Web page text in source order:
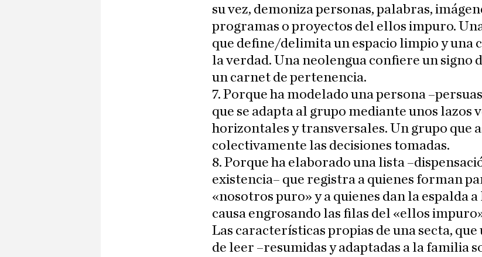
su vez, demoniza personas, palabras,
programas o proyectos del ellos impuro.
que define/delimita un espacio limpio y una
la verdad. Una neolengua confiere un signo
un carnet de pertenencia.
7. Porque ha modelado una persona
que se adapta al grupo mediante unos lazos
horizontales y transversales. Un grupo que
colectivamente las decisiones tomadas.
8. Porque ha elaborado una lista
existencia– que registra a quienes forman
«nosotros puro» y a quienes dan la espalda a
causa engrosando las filas del «ellos
Las características propias de una secta, que
de leer –resumidas y adaptadas a la familia